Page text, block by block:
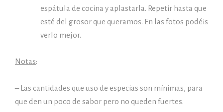
espátula de cocina y aplastarla. Repetir hasta que
esté del grosor que queramos. En las fotos podéis
verlo mejor.
Notas:
– Las cantidades que uso de especias son mínimas, para
que den un poco de sabor pero no queden fuertes.